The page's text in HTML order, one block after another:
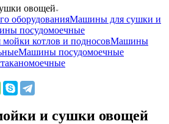
овощей
оборудованияМашины для сушки и
посудомоечные
котлов и подносовМашины
Машины посудомоечные
и сушки овощей